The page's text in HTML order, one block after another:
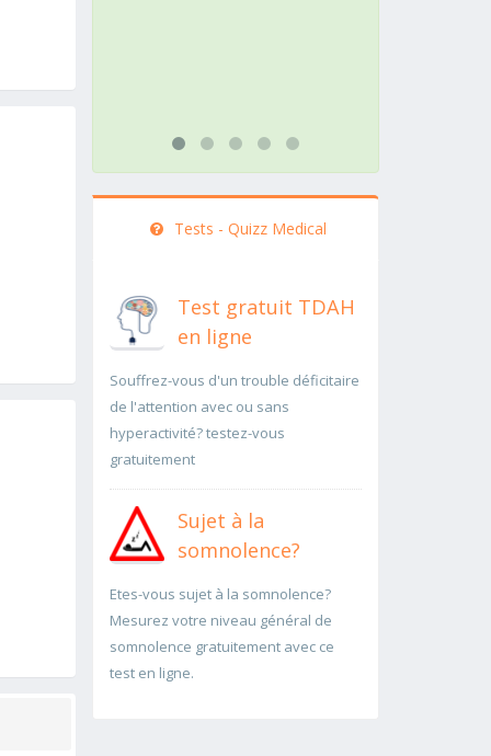
Tests - Quizz Medical
Test gratuit TDAH
en ligne
Souffrez-vous d'un trouble déficitaire
de l'attention avec ou sans
hyperactivité? testez-vous
gratuitement
Sujet à la
somnolence?
Etes-vous sujet à la somnolence?
Mesurez votre niveau général de
somnolence gratuitement avec ce
test en ligne.